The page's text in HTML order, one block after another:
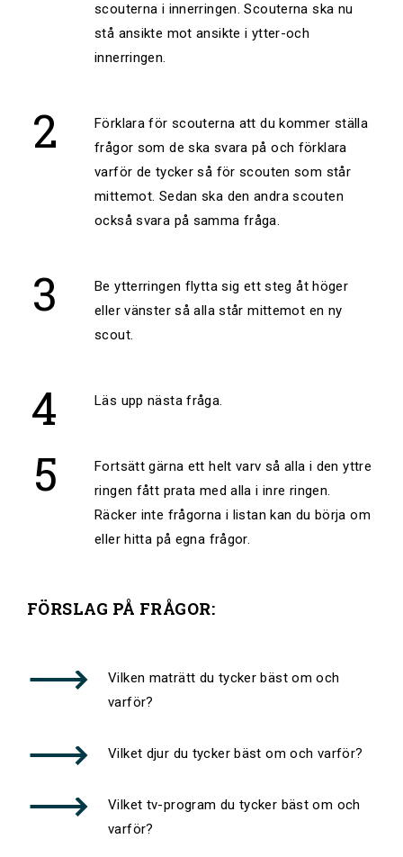
scouterna i innerringen. Scouterna ska nu
stå ansikte mot ansikte i ytter-och
innerringen.
Förklara för scouterna att du kommer ställa
frågor som de ska svara på och förklara
varför de tycker så för scouten som står
mittemot. Sedan ska den andra scouten
också svara på samma fråga.
Be ytterringen flytta sig ett steg åt höger
eller vänster så alla står mittemot en ny
scout.
Läs upp nästa fråga.
Fortsätt gärna ett helt varv så alla i den yttre
ringen fått prata med alla i inre ringen.
Räcker inte frågorna i listan kan du börja om
eller hitta på egna frågor.
FÖRSLAG PÅ FRÅGOR:
Vilken maträtt du tycker bäst om och
varför?
Vilket djur du tycker bäst om och varför?
Vilket tv-program du tycker bäst om och
varför?